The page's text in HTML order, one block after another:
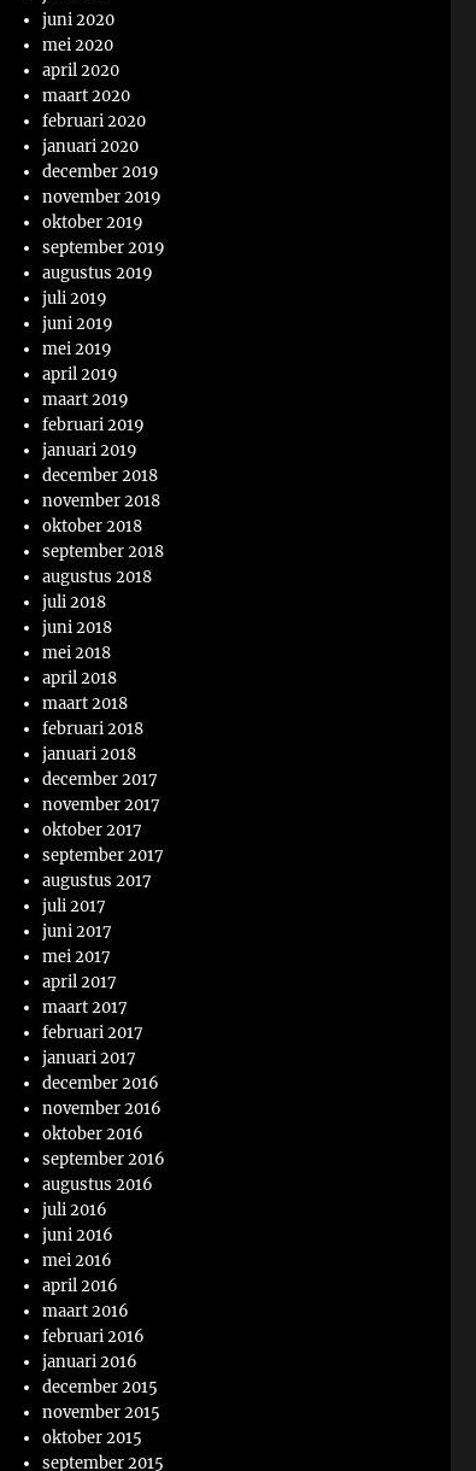
juni 2020
mei 2020
april 2020
maart 2020
februari 2020
januari 2020
december 2019
november 2019
oktober 2019
september 2019
augustus 2019
juli 2019
juni 2019
mei 2019
april 2019
maart 2019
februari 2019
januari 2019
december 2018
november 2018
oktober 2018
september 2018
augustus 2018
juli 2018
juni 2018
mei 2018
april 2018
maart 2018
februari 2018
januari 2018
december 2017
november 2017
oktober 2017
september 2017
augustus 2017
juli 2017
juni 2017
mei 2017
april 2017
maart 2017
februari 2017
januari 2017
december 2016
november 2016
oktober 2016
september 2016
augustus 2016
juli 2016
juni 2016
mei 2016
april 2016
maart 2016
februari 2016
januari 2016
december 2015
november 2015
oktober 2015
september 2015